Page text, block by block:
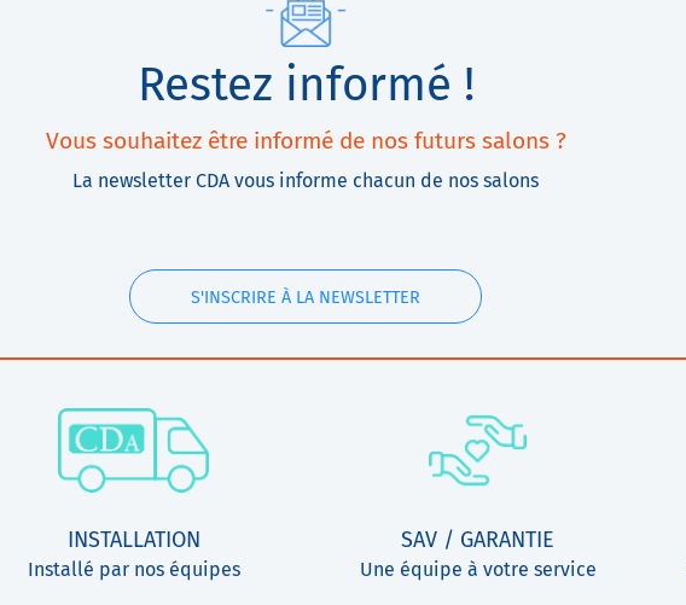
Restez informé !
Vous souhaitez être informé de nos futurs salons ?
La newsletter CDA vous informe chacun de nos salons
S'INSCRIRE À LA NEWSLETTER
INSTALLATION
Installé par nos équipes
SAV / GARANTIE
Une équipe à votre service